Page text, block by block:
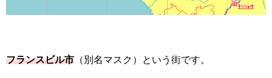
フランスビル市 （別名マスク）という街です。